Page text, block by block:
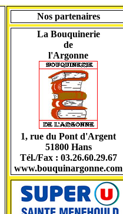
Nos partenaires
La Bouquinerie
de
l'Argonne
1, rue du Pont d'Argent
51800 Hans
Tél./Fax : 03.26.60.29.67
www.bouquinargonne.com